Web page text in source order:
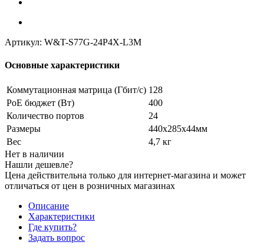
Артикул: W&T-S77G-24P4X-L3M
Основные характеристики
Коммутационная матрица (Гбит/с) 128
PoE бюджет (Вт)
400
Количество портов
24
Размеры
440х285х44мм
Вес
4,7 кг
Нет в наличии
Нашли дешевле?
Цена действительна только для интернет-магазина и может
отличаться от цен в розничных магазинах
Описание
Характеристики
Где купить?
Задать вопрос